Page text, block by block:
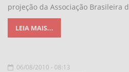
projeção da Associação Brasileira
LEIA MAIS...
06/08/2010 - 08:13